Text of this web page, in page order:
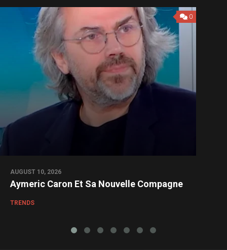
0
AUGUST 10, 2026
Aymeric Caron Et Sa Nouvelle Compagne
TRENDS